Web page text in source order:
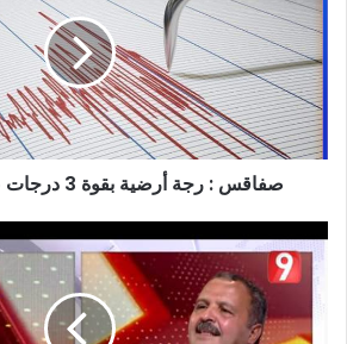
رجة
أرضية
بقوة
3
درجات
على
سلم
صفاقس : رجة أرضية بقوة 3 درجات على سلم ريشتر
اللطيف
المكي
العماري: